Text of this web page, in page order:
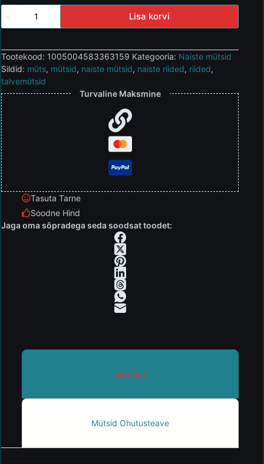
Lisa korvi
Tootekood: 1005004583363159 Kategooria: Naiste mütsid
Sildid: müts, mütsid, naiste mütsid, naiste riided, riided,
talvemütsid
Turvaline Maksmine
Tasuta Tarne
Soodne Hind
Jaga oma sõpradega seda soodsat toodet:
Kirjeldus
Mütsid Ohutusteave